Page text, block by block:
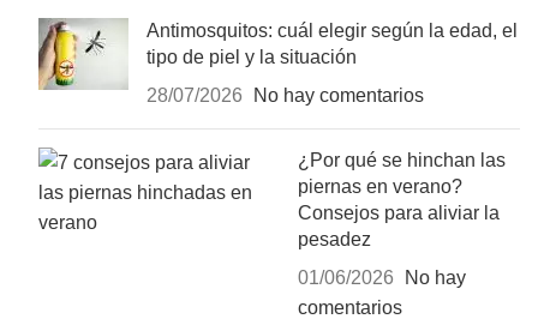
Antimosquitos: cuál elegir según la edad, el
tipo de piel y la situación
28/07/2026
No hay comentarios
¿Por qué se hinchan las
piernas en verano?
Consejos para aliviar la
pesadez
01/06/2026
No hay
comentarios